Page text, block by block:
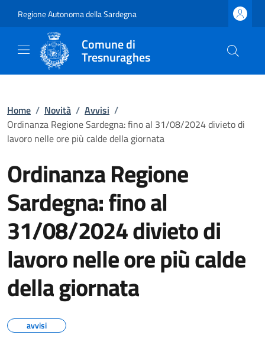
Regione Autonoma della Sardegna
Comune di
Tresnuraghes
Home / Novità / Avvisi /
Ordinanza Regione Sardegna: fino al 31/08/2024 divieto di
lavoro nelle ore più calde della giornata
Ordinanza Regione
Sardegna: fino al
31/08/2024 divieto di
lavoro nelle ore più calde
della giornata
avvisi